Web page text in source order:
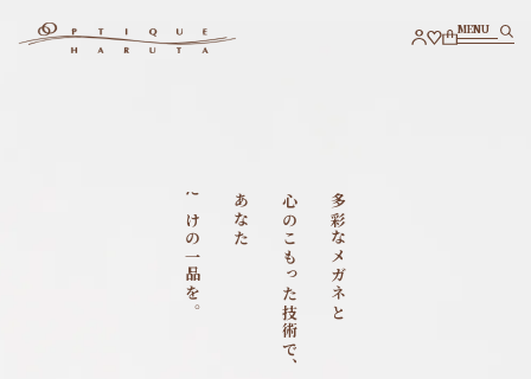
M
M
E
E
N
N
U
U
だけの一品を。 あなた 心のこもった技術で、 多彩なメガネと